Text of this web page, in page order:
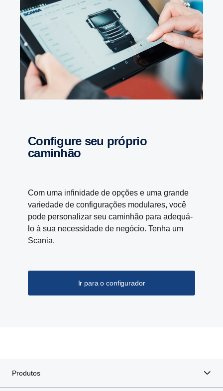
Configure seu próprio
caminhão
Com uma infinidade de opções e uma grande
variedade de configurações modulares, você
pode personalizar seu caminhão para adequá-
lo à sua necessidade de negócio. Tenha um
Scania.
Ir para o configurador
Produtos